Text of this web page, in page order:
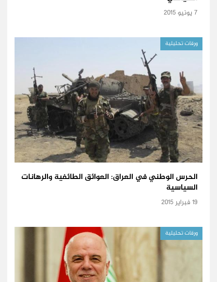
7 يونيو 2015
ورقات تحليلية
الحرس الوطني في العراق: العوائق الطائفية والرهانات
السياسية
19 فبراير 2015
ورقات تحليلية